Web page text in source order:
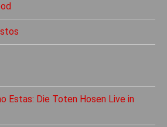
Estas: Die Toten Hosen Live in